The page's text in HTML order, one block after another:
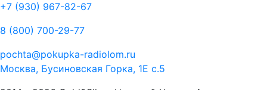
+7 (930) 967-82-67
8 (800) 700-29-77
pochta@pokupka-radiolom.ru
Москва, Бусиновская Горка, 1Е с.5